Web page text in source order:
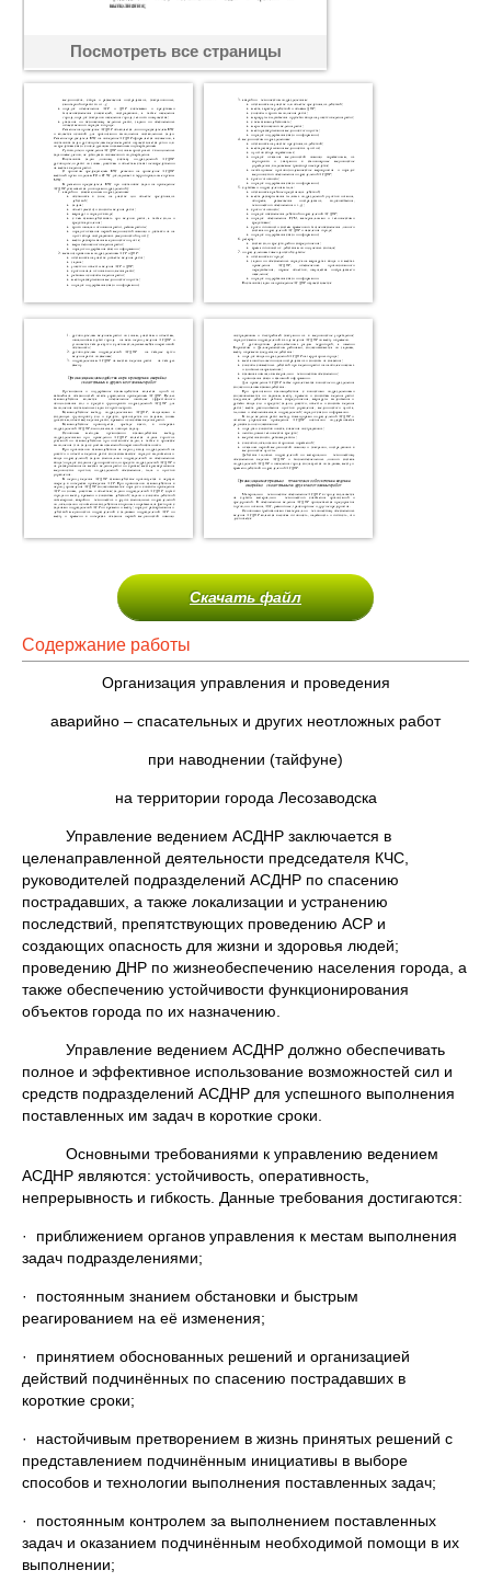
Посмотреть все страницы
Скачать файл
Содержание работы
Организация управления и проведения
аварийно – спасательных и других неотложных работ
при наводнении (тайфуне)
на территории города Лесозаводска
Управление ведением АСДНР заключается в
целенаправленной деятельности председателя КЧС,
руководителей подразделений АСДНР по спасению
пострадавших, а также локализации и устранению
последствий, препятствующих проведению АСР и
создающих опасность для жизни и здоровья людей;
проведению ДНР по жизнеобеспечению населения города, а
также обеспечению устойчивости функционирования
объектов города по их назначению.
Управление ведением АСДНР должно обеспечивать
полное и эффективное использование возможностей сил и
средств подразделений АСДНР для успешного выполнения
поставленных им задач в короткие сроки.
Основными требованиями к управлению ведением
АСДНР являются: устойчивость, оперативность,
непрерывность и гибкость. Данные требования достигаются:
· приближением органов управления к местам выполнения
задач подразделениями;
· постоянным знанием обстановки и быстрым
реагированием на её изменения;
· принятием обоснованных решений и организацией
действий подчинённых по спасению пострадавших в
короткие сроки;
· настойчивым претворением в жизнь принятых решений с
представлением подчинённым инициативы в выборе
способов и технологии выполнения поставленных задач;
· постоянным контролем за выполнением поставленных
задач и оказанием подчинённым необходимой помощи в их
выполнении;